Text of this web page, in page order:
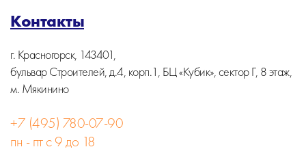
Контакты
г. Красногорск, 143401,
бульвар Строителей, д.4, корп.1, БЦ «Кубик», сектор Г, 8 этаж,
м. Мякинино
+7 (495) 780-07-90
пн - пт с 9 до 18